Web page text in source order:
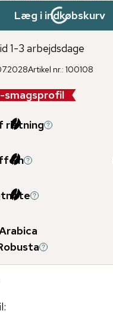
Læg i indkøbskurv
1-3 arbejdsdage
Artikel nr.: 100108
ristning